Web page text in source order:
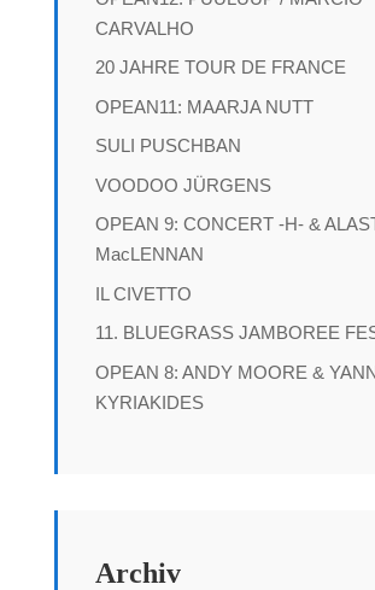
CARVALHO
20 JAHRE TOUR DE FRANCE
OPEAN11: MAARJA NUTT
SULI PUSCHBAN
VOODOO JÜRGENS
OPEAN 9: CONCERT -H- &
MacLENNAN
IL CIVETTO
11. BLUEGRASS JAMBOREE
OPEAN 8: ANDY MOORE &
KYRIAKIDES
Archiv